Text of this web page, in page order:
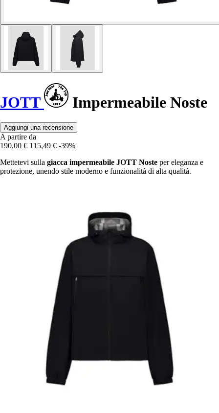
JOTT Impermeabile Noste
Aggiungi una recensione
A partire da
190,00 € 115,49 € -39%
Mettetevi sulla giacca impermeabile JOTT Noste per eleganza e
protezione, unendo stile moderno e funzionalità di alta qualità.